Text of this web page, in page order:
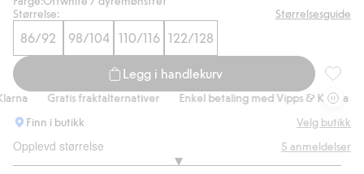
Størrelse:
Størrelsesguide
86/92 98/104 110/116 122/128
Legg i handlekurv
Gratis fraktalternativer Enkel betaling med Vipps & Klarna
Finn i butikk
Velg butikk
Opplevd størrelse 5 anmeldelser